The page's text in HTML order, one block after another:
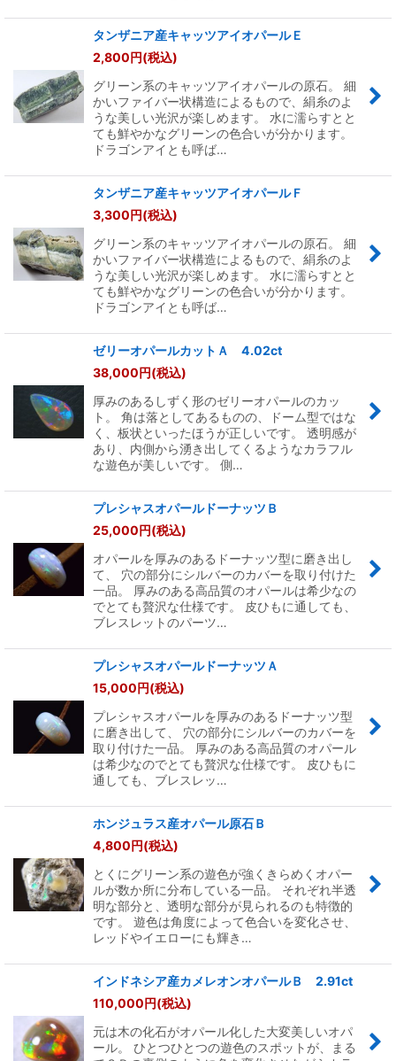
タンザニア産キャッツアイオパールＥ
2,800円(税込)
グリーン系のキャッツアイオパールの原石。 細
かいファイバー状構造によるもので、絹糸のよ
うな美しい光沢が楽しめます。 水に濡らすとと
ても鮮やかなグリーンの色合いが分かります。
ドラゴンアイとも呼ば…
タンザニア産キャッツアイオパールＦ
3,300円(税込)
グリーン系のキャッツアイオパールの原石。 細
かいファイバー状構造によるもので、絹糸のよ
うな美しい光沢が楽しめます。 水に濡らすとと
ても鮮やかなグリーンの色合いが分かります。
ドラゴンアイとも呼ば…
ゼリーオパールカットＡ 4.02ct
38,000円(税込)
厚みのあるしずく形のゼリーオパールのカッ
ト。 角は落としてあるものの、ドーム型ではな
く、板状といったほうが正しいです。 透明感が
あり、内側から湧き出してくるようなカラフル
な遊色が美しいです。 側…
プレシャスオパールドーナッツＢ
25,000円(税込)
オパールを厚みのあるドーナッツ型に磨き出し
て、 穴の部分にシルバーのカバーを取り付けた
一品。 厚みのある高品質のオパールは希少なの
でとても贅沢な仕様です。 皮ひもに通しても、
ブレスレットのパーツ…
プレシャスオパールドーナッツＡ
15,000円(税込)
プレシャスオパールを厚みのあるドーナッツ型
に磨き出して、 穴の部分にシルバーのカバーを
取り付けた一品。 厚みのある高品質のオパール
は希少なのでとても贅沢な仕様です。 皮ひもに
通しても、ブレスレッ…
ホンジュラス産オパール原石Ｂ
4,800円(税込)
とくにグリーン系の遊色が強くきらめくオパー
ルが数か所に分布している一品。 それぞれ半透
明な部分と、透明な部分が見られるのも特徴的
です。 遊色は角度によって色合いを変化させ、
レッドやイエローにも輝き…
インドネシア産カメレオンオパールＢ 2.91ct
110,000円(税込)
元は木の化石がオパール化した大変美しいオパ
ール。 ひとつひとつの遊色のスポットが、まる